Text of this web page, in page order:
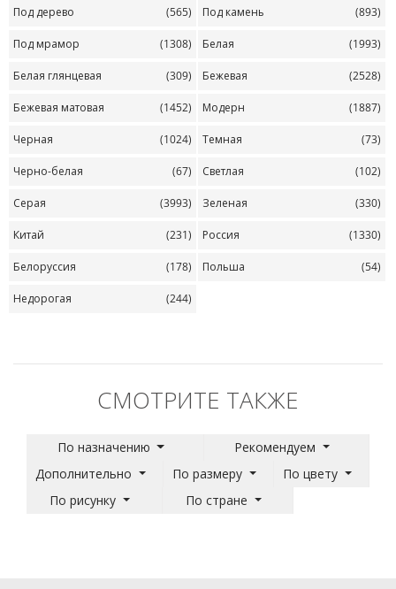
Под дерево (565) Под камень (893)
Под мрамор (1308) Белая (1993)
Белая глянцевая (309) Бежевая (2528)
Бежевая матовая (1452) Модерн (1887)
Черная (1024) Темная (73)
Черно-белая (67) Светлая (102)
Серая (3993) Зеленая (330)
Китай (231) Россия (1330)
Белоруссия (178) Польша (54)
Недорогая (244)
СМОТРИТЕ ТАКЖЕ
По назначению
Рекомендуем
Дополнительно
По размеру
По цвету
По рисунку
По стране